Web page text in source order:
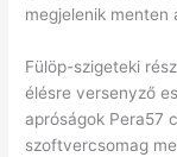
megjelenik
Fülöp-szigeteki
élésre versenyző
apróságok Pera57
szoftvercsomag